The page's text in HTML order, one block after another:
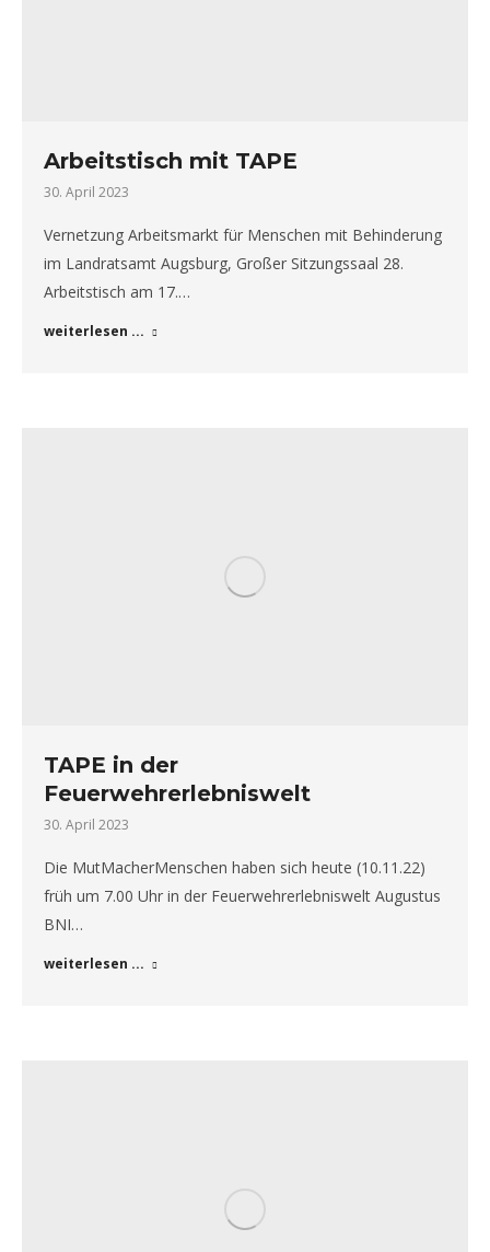
Arbeitstisch mit TAPE
30. April 2023
Vernetzung Arbeitsmarkt für Menschen mit Behinderung
im Landratsamt Augsburg, Großer Sitzungssaal 28.
Arbeitstisch am 17.…
weiterlesen ...
TAPE in der
Feuerwehrerlebniswelt
30. April 2023
Die MutMacherMenschen haben sich heute (10.11.22)
früh um 7.00 Uhr in der Feuerwehrerlebniswelt Augustus
BNI…
weiterlesen ...